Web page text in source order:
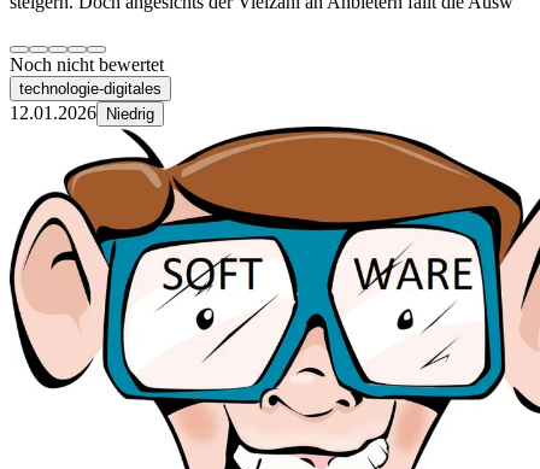
Noch nicht bewertet
technologie-digitales
12.01.2026 Niedrig